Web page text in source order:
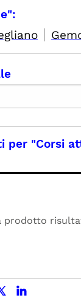
|
per "Corsi
prodotto
linkedin